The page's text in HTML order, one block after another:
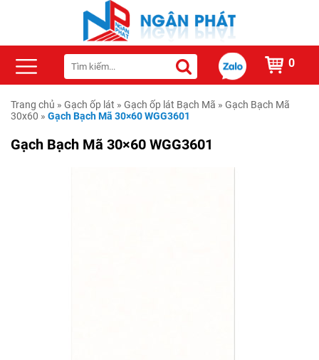
0
Trang chủ » Gạch ốp lát » Gạch ốp lát Bạch Mã » Gạch Bạch Mã
30x60 » Gạch Bạch Mã 30×60 WGG3601
Gạch Bạch Mã 30×60 WGG3601